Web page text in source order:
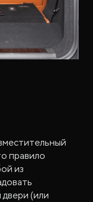
правило
из
(или